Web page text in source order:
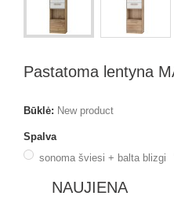
Pastatoma lentyna
Būklė: New product
Spalva
sonoma šviesi + balta blizgi
NAUJIENA